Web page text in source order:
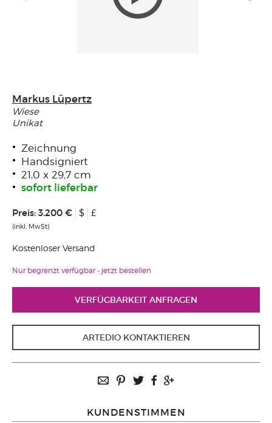
Markus Lüpertz
Wiese
Unikat
Zeichnung
Handsigniert
21,0 x 29,7 cm
sofort lieferbar
Preis: 3.200 € $ £
(inkl. MwSt)
Kostenloser Versand
Nur begrenzt verfügbar - jetzt bestellen
VERFÜGBARKEIT ANFRAGEN
ARTEDIO KONTAKTIEREN
KUNDENSTIMMEN